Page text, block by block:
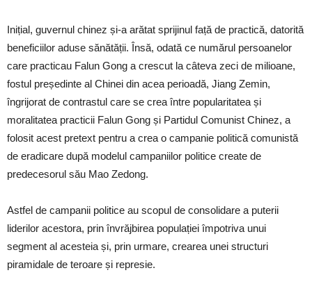
Inițial, guvernul chinez și-a arătat sprijinul față de practică, datorită
beneficiilor aduse sănătății. Însă, odată ce numărul persoanelor
care practicau Falun Gong a crescut la câteva zeci de milioane,
fostul președinte al Chinei din acea perioadă, Jiang Zemin,
îngrijorat de contrastul care se crea între popularitatea și
moralitatea practicii Falun Gong și Partidul Comunist Chinez, a
folosit acest pretext pentru a crea o campanie politică comunistă
de eradicare după modelul campaniilor politice create de
predecesorul său Mao Zedong.
Astfel de campanii politice au scopul de consolidare a puterii
liderilor acestora, prin învrăjbirea populației împotriva unui
segment al acesteia și, prin urmare, crearea unei structuri
piramidale de teroare și represie.